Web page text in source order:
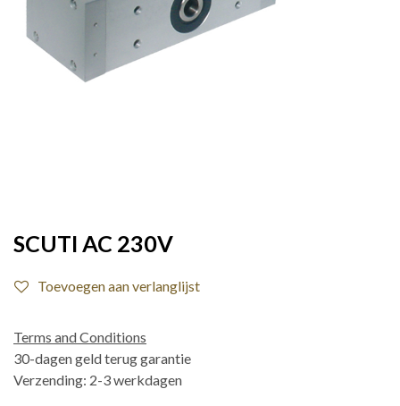
SCUTI AC 230V
Toevoegen aan verlanglijst
Terms and Conditions
30-dagen geld terug garantie
Verzending: 2-3 werkdagen